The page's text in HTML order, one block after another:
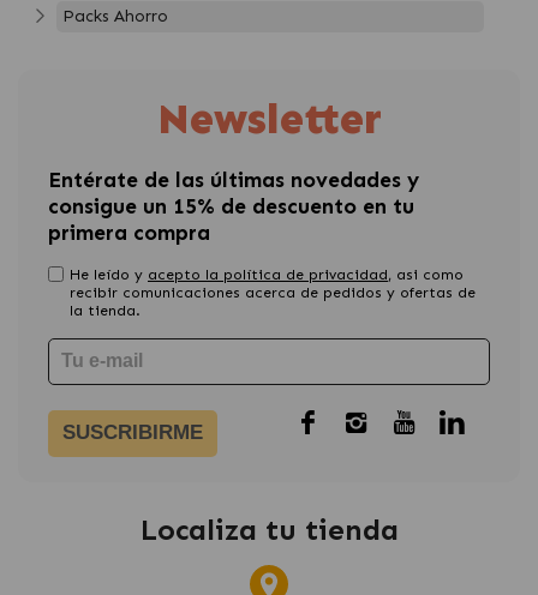
Packs Ahorro
Newsletter
Entérate de las últimas novedades y
consigue un 15% de descuento en tu
primera compra
He leído y acepto la política de privacidad, asi como
recibir comunicaciones acerca de pedidos y ofertas de
la tienda.
SUSCRIBIRME
Localiza tu tienda